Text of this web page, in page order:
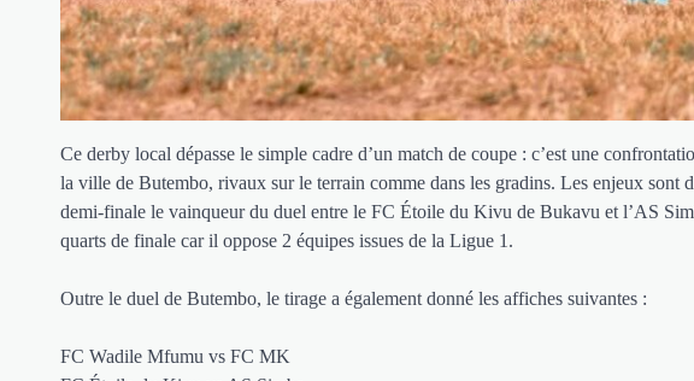
Ce derby local dépasse le simple cadre d’un match de coupe : c’est une
la ville de Butembo, rivaux sur le terrain comme dans les gradins. Les enjeux sont
demi-finale le vainqueur du duel entre le FC Étoile du Kivu de Bukavu et l’AS
quarts de finale car il oppose 2 équipes issues de la Ligue 1.
Outre le duel de Butembo, le tirage a également donné les affiches suivantes :
FC Wadile Mfumu vs FC MK